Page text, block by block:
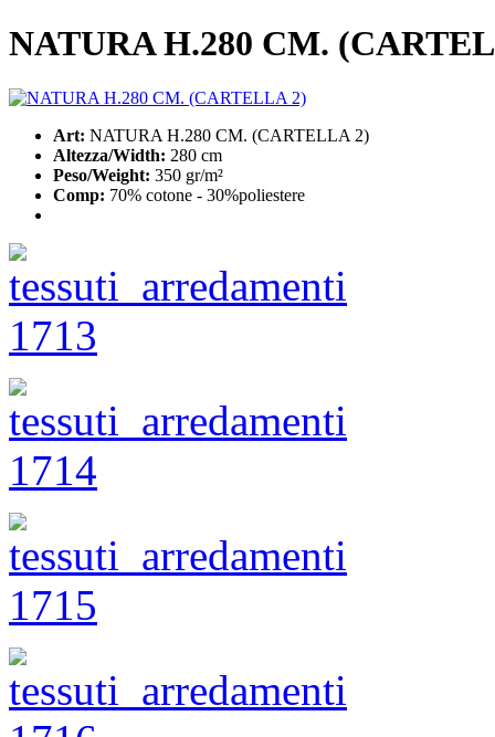
NATURA H.280 CM.
Art: NATURA H.280 CM. (CARTELLA 2)
Altezza/Width: 280 cm
Peso/Weight: 350 gr/m²
Comp: 70% cotone - 30%poliestere